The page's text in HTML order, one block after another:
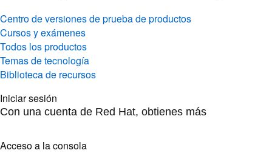
Centro de versiones de prueba de productos
Cursos y exámenes
Todos los productos
Temas de tecnología
Biblioteca de recursos
Iniciar sesión
Con una cuenta de Red Hat, obtienes más
Acceso a la consola